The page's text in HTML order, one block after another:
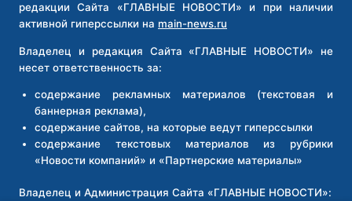
редакции Сайта «ГЛАВНЫЕ НОВОСТИ» и при наличии
активной гиперссылки на main-news.ru
Владелец и редакция Сайта «ГЛАВНЫЕ НОВОСТИ» не
несет ответственность за:
содержание рекламных материалов (текстовая и
баннерная реклама),
содержание сайтов, на которые ведут гиперссылки
содержание текстовых материалов из рубрики
«Новости компаний» и «Партнерские материалы»
Владелец и Администрация Сайта «ГЛАВНЫЕ НОВОСТИ»: